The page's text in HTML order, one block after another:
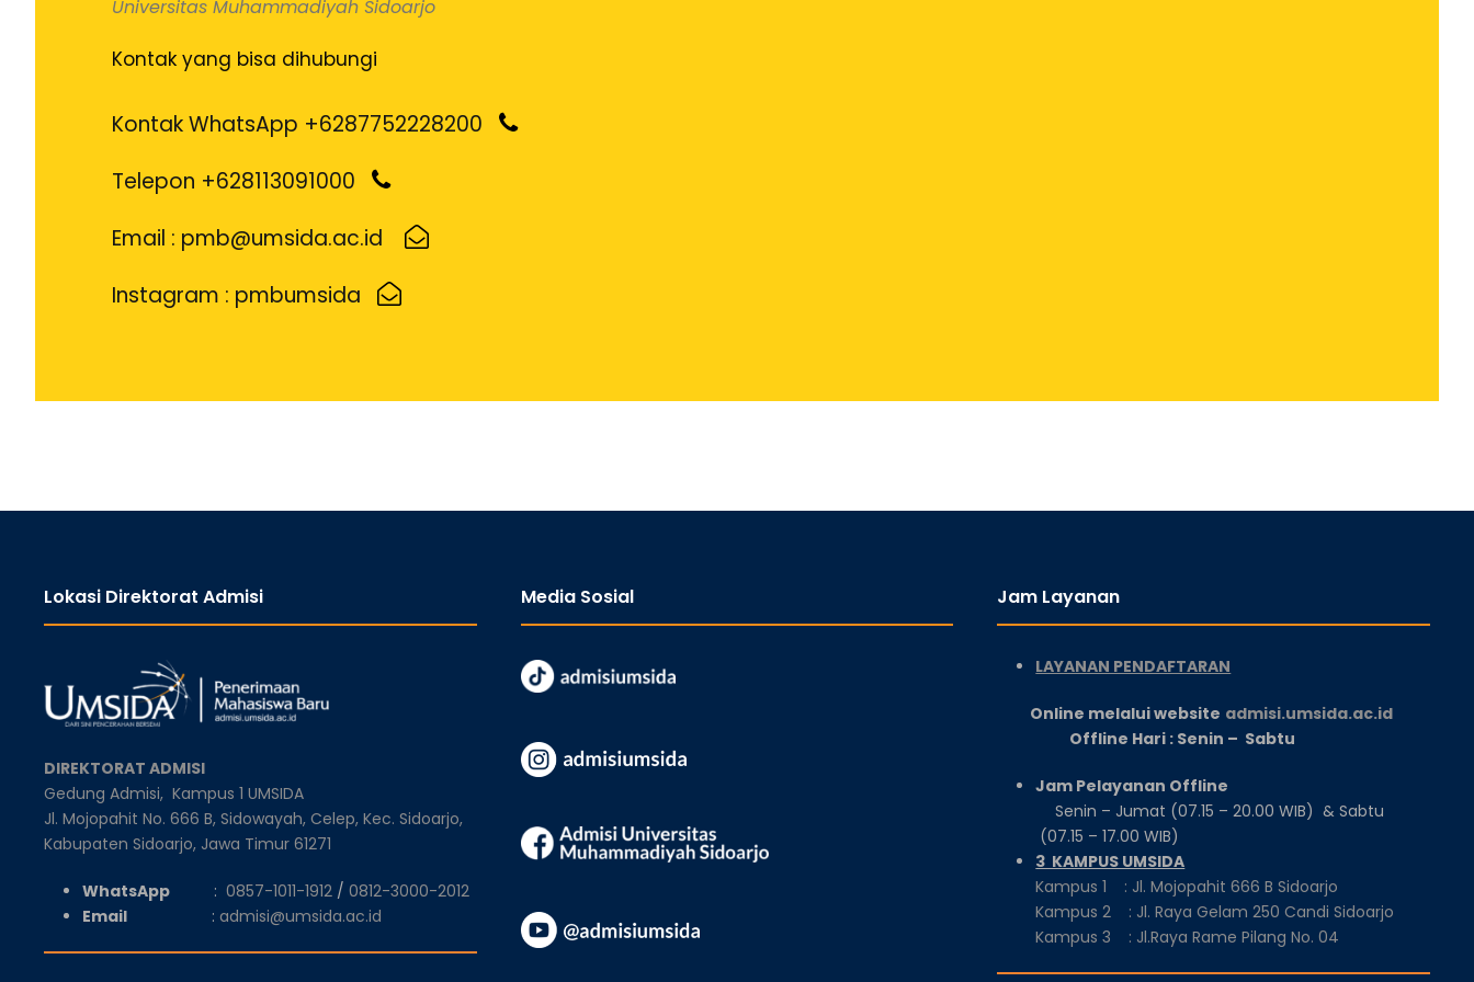
Universitas Muhammadiyah Sidoarjo
Kontak yang bisa dihubungi
Kontak WhatsApp +6287752228200
Telepon +628113091000
Email : pmb@umsida.ac.id
Instagram : pmbumsida
Lokasi Direktorat Admisi
DIREKTORAT ADMISI
Gedung Admisi, Kampus 1 UMSIDA
Jl. Mojopahit No. 666 B, Sidowayah, Celep, Kec. Sidoarjo,
Kabupaten Sidoarjo, Jawa Timur 61271
WhatsApp : 0857-1011-1912 / 0812-3000-2012
Email
: admisi@umsida.ac.id
Media Sosial Jam Layanan
LAYANAN PENDAFTARAN
Online melalui website admisi.umsida.ac.id
Offline Hari : Senin – Sabtu
Jam Pelayanan Offline
Senin – Jumat (07.15 – 20.00 WIB) & Sabtu
(07.15 – 17.00 WIB)
3 KAMPUS UMSIDA
Kampus 1 : Jl. Mojopahit 666 B Sidoarjo
Kampus 2 : Jl. Raya Gelam 250 Candi Sidoarjo
Kampus 3 : Jl.Raya Rame Pilang No. 04